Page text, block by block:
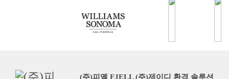
(주)피옐 FJELL (주)제이디 환경 솔루션